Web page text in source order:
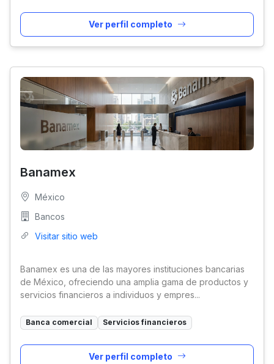
Ver perfil completo
Banamex
México
Bancos
Visitar sitio web
Banamex es una de las mayores instituciones bancarias
de México, ofreciendo una amplia gama de productos y
servicios financieros a individuos y empres...
Banca comercial Servicios financieros
Ver perfil completo